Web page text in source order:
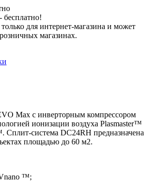
бесплатно!
для интернет-магазина и может
магазинах.
Max c инверторным компрессором
ионизации воздуха Plasmaster™
система DC24RH предназначена
площадью до 60 м2.
™;